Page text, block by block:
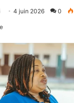
y
e
u
4 juin 2026 0